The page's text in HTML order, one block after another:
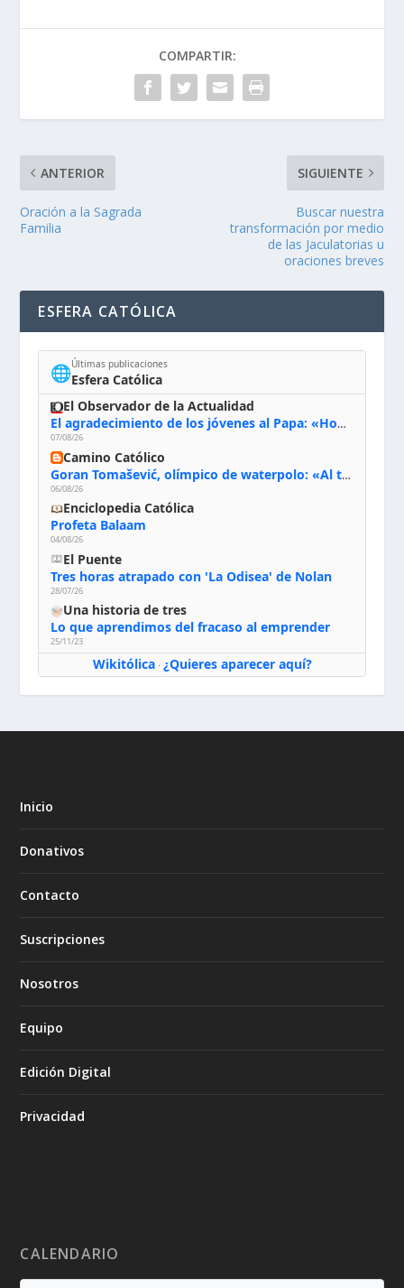
COMPARTIR:
ANTERIOR
Oración a la Sagrada
Familia
SIGUIENTE
Buscar nuestra
transformación por medio
de las Jaculatorias u
oraciones breves
ESFERA CATÓLICA
🌐Últimas publicaciones
Esfera Católica
El Observador de la Actualidad
El agradecimiento de los jóvenes al Papa: «Hoy nos sentimos Iglesia»
07/08/26
Camino Católico
Goran Tomašević, olímpico de waterpolo: «Al terminar el Camino de Santiago entregué mi vida a Cristo; hablé con Dios y le dije: ‘Estoy listo; estoy a tu servicio. Puedo llevar lo que sea necesario para ti’»
06/08/26
Enciclopedia Católica
Profeta Balaam
04/08/26
El Puente
Tres horas atrapado con 'La Odisea' de Nolan
28/07/26
Una historia de tres
Lo que aprendimos del fracaso al emprender
25/11/23
Wikitólica· ¿Quieres aparecer aquí?
Inicio
Donativos
Contacto
Suscripciones
Nosotros
Equipo
Edición Digital
Privacidad
CALENDARIO